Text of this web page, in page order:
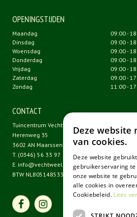
OPENINGSTIJDEN
Maandag
09:00 -
Dinsdag
09:00 -
Woensdag
09:00 -
Donderdag
09:00 -
Vrijdag
09:00 -
Zaterdag
09:00 -
Zondag
11:00 -
CONTACT
Tuincentrum Vechtweelde
Herenweg 35
3602 AN Maarssen
T. (0346) 56 33 97
E. info@vechtweelde.nl
BTW NL805148533B01
Deze website
van cookies.
Deze website
gebruikerservaring
onze website te
alle cookies in
Cookiebeleid. Lees